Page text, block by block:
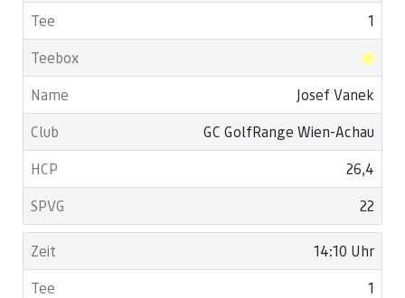
1
Josef Vanek
GC GolfRange Wien-Achau
26,4
22
14:10 Uhr
1